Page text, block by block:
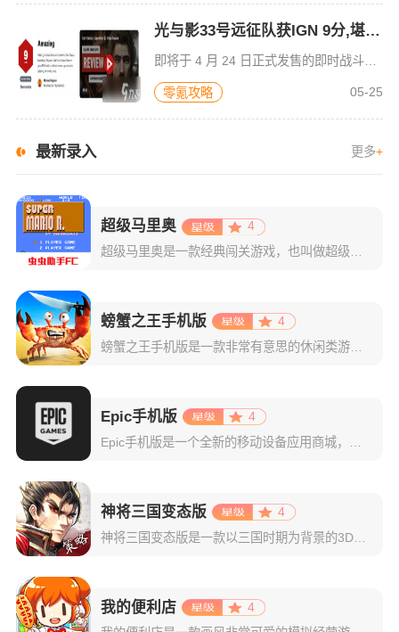
光与影33号远征队获IGN 9分,堪称RPG佳作
即将于 4 月 24 日正式发售的即时战斗回合制 JRPG 游戏《光与影：33 号远征队》，其媒体评分现已正式亮相。此次，知名游戏媒体 IGN 为本作给出了 9 分（惊艳）的高分。这一成绩无疑吸引了众
零氪攻略 05-25
最新录入 更多+
超级马里奥
4
超级马里奥是一款经典闯关游戏，也叫做超级玛丽。由红白机FC游戏移植而来，简约的游戏画面，加上简单的操作方式，让你重温儿时的经典。红蓝风格水管工人的形象设计，经典耐玩的趣味闯关玩法，让玩家们对马里奥的印
螃蟹之王手机版
4
螃蟹之王手机版是一款非常有意思的休闲类游戏，融合了易于使用的触摸控制和有趣的游戏玩法，震撼的详细3D图形以及动画和声音让体验变得更加生动。其主题是以螃蟹为主，画风也是十分的新奇，期待带给大家全新的有体
Epic手机版
4
Epic手机版是一个全新的移动设备应用商城，在这里你可以为你的移动设备寻找、购买、下载并游玩最新的游戏与应用。在刚推出时，商城中会有来自 Epic 的你最爱的移动平台游戏；但它还会在接下来的几个月中不
神将三国变态版
4
我的便利店
4